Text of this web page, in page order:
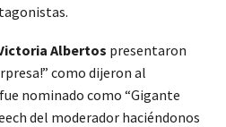
Albertos presentaron
como dijeron al
fue nominado como “Gigante
del moderador haciéndonos